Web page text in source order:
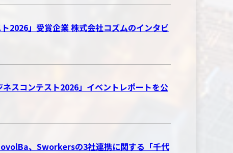
2026」受賞企業 株式会社コズムのインタビ
コンテスト2026」イベントレポートを公
、Sworkersの3社連携に関する「千代